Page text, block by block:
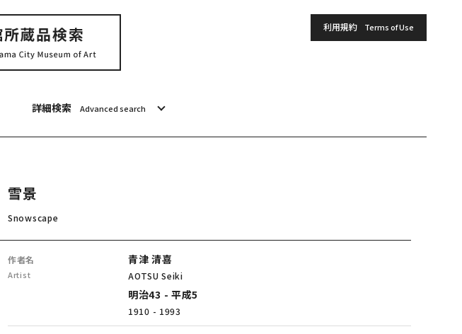
詳細検索 Advanced search
利用規約 Terms of Use
雪景
Snowscape
作者名
Artist
青津 清喜
AOTSU Seiki
明治43 - 平成5
1910 - 1993